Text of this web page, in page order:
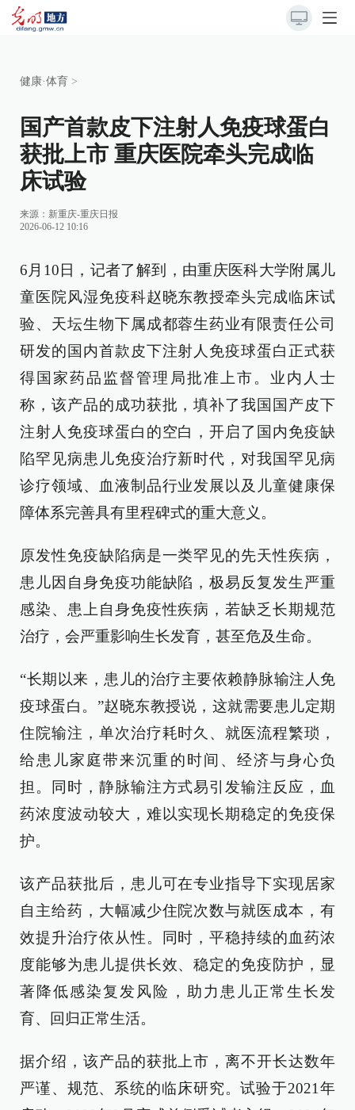
健康·体育 >
国产首款皮下注射人免疫球蛋白
获批上市 重庆医院牵头完成临
床试验
来源： 新重庆-重庆日报
2026-06-12 10:16
6月10日，记者了解到，由重庆医科大学附属儿
童医院风湿免疫科赵晓东教授牵头完成临床试
验、天坛生物下属成都蓉生药业有限责任公司
研发的国内首款皮下注射人免疫球蛋白正式获
得国家药品监督管理局批准上市。业内人士
称，该产品的成功获批，填补了我国国产皮下
注射人免疫球蛋白的空白，开启了国内免疫缺
陷罕见病患儿免疫治疗新时代，对我国罕见病
诊疗领域、血液制品行业发展以及儿童健康保
障体系完善具有里程碑式的重大意义。
原发性免疫缺陷病是一类罕见的先天性疾病，
患儿因自身免疫功能缺陷，极易反复发生严重
感染、患上自身免疫性疾病，若缺乏长期规范
治疗，会严重影响生长发育，甚至危及生命。
“长期以来，患儿的治疗主要依赖静脉输注人免
疫球蛋白。”赵晓东教授说，这就需要患儿定期
住院输注，单次治疗耗时久、就医流程繁琐，
给患儿家庭带来沉重的时间、经济与身心负
担。同时，静脉输注方式易引发输注反应，血
药浓度波动较大，难以实现长期稳定的免疫保
护。
该产品获批后，患儿可在专业指导下实现居家
自主给药，大幅减少住院次数与就医成本，有
效提升治疗依从性。同时，平稳持续的血药浓
度能够为患儿提供长效、稳定的免疫防护，显
著降低感染复发风险，助力患儿正常生长发
育、回归正常生活。
据介绍，该产品的获批上市，离不开长达数年
严谨、规范、系统的临床研究。试验于2021年